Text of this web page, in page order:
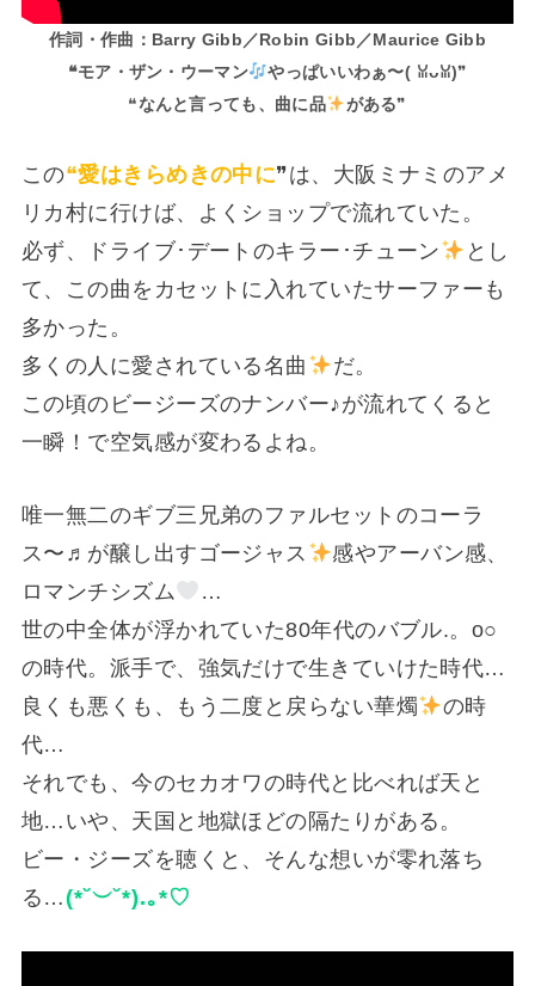
作詞・作曲：Barry Gibb／Robin Gibb／Maurice Gibb
❝モア・ザン・ウーマン
やっぱいいわぁ〜(⁠ ⁠ꈍ⁠ᴗ⁠ꈍ⁠)❞
❝なんと言っても、曲に品 がある❞
この❝愛はきらめきの中に❞は、大阪ミナミのアメ
リカ村に行けば、よくショップで流れていた。
必ず、ドライブ･デートのキラー･チューン
とし
て、この曲をカセットに入れていたサーファーも
多かった。
多くの人に愛されている名曲
だ。
この頃のビージーズのナンバー♪が流れてくると
一瞬！で空気感が変わるよね。
唯一無二のギブ三兄弟のファルセットのコーラ
ス〜♬が醸し出すゴージャス
感やアーバン感、
ロマンチシズム
…
世の中全体が浮かれていた80年代のバブル.。o○
の時代。派手で、強気だけで生きていけた時代…
良くも悪くも、もう二度と戻らない華燭
の時
代…
それでも、今のセカオワの時代と比べれば天と
地…いや、天国と地獄ほどの隔たりがある。
ビー・ジーズを聴くと、そんな想いが零れ落ち
る…(⁠*⁠˘⁠︶⁠˘⁠*⁠)⁠.⁠｡⁠*⁠♡